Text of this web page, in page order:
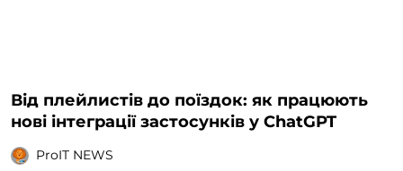
Від плейлистів до поїздок: як працюють
нові інтеграції застосунків у ChatGPT
ProIT NEWS